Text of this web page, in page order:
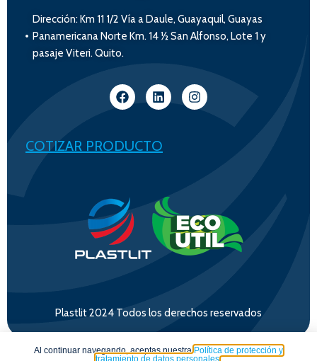
Dirección: Km 11 1/2 Vía a Daule, Guayaquil, Guayas
Panamericana Norte Km. 14 ½ San Alfonso, Lote 1 y
pasaje Viteri. Quito.
COTIZAR PRODUCTO
Plastlit 2024 Todos los derechos reservados
Al continuar navegando, aceptas nuestraPolítica de protección y
tratamiento de datos personales.